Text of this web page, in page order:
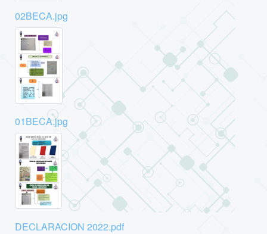
02BECA.jpg
01BECA.jpg
DECLARACION 2022.pdf